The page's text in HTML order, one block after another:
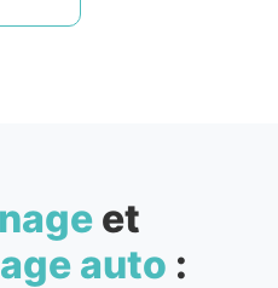
et
auto :